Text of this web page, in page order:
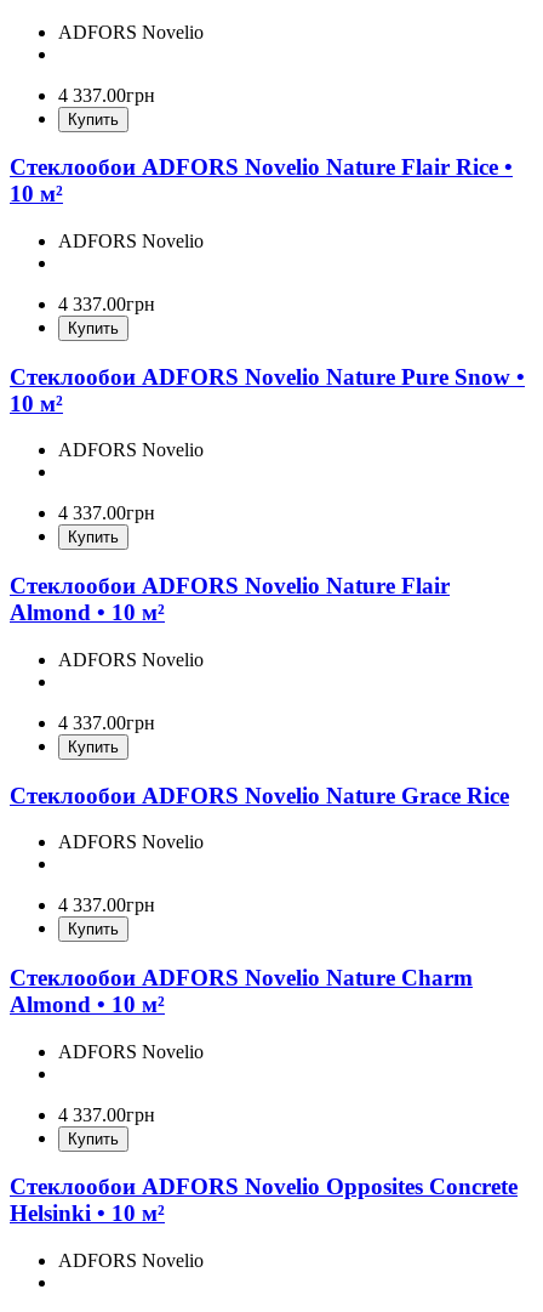
ADFORS Novelio
4 337.00грн
Купить
Стеклообои ADFORS Novelio Nature Flair Rice •
10 м²
ADFORS Novelio
4 337.00грн
Купить
Стеклообои ADFORS Novelio Nature Pure Snow •
10 м²
ADFORS Novelio
4 337.00грн
Купить
Стеклообои ADFORS Novelio Nature Flair
Almond • 10 м²
ADFORS Novelio
4 337.00грн
Купить
Стеклообои ADFORS Novelio Nature Grace Rice
ADFORS Novelio
4 337.00грн
Купить
Стеклообои ADFORS Novelio Nature Charm
Almond • 10 м²
ADFORS Novelio
4 337.00грн
Купить
Стеклообои ADFORS Novelio Opposites Concrete
Helsinki • 10 м²
ADFORS Novelio